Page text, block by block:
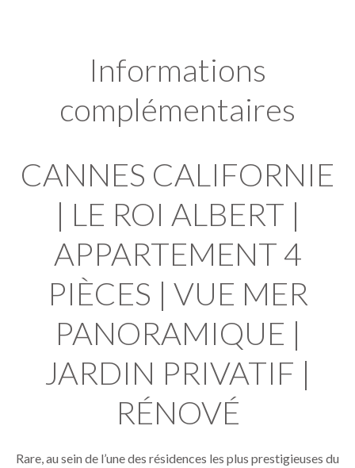
Informations
complémentaires
CANNES CALIFORNIE
| LE ROI ALBERT |
APPARTEMENT 4
PIÈCES | VUE MER
PANORAMIQUE |
JARDIN PRIVATIF |
RÉNOVÉ
Rare, au sein de l’une des résidences les plus prestigieuses du